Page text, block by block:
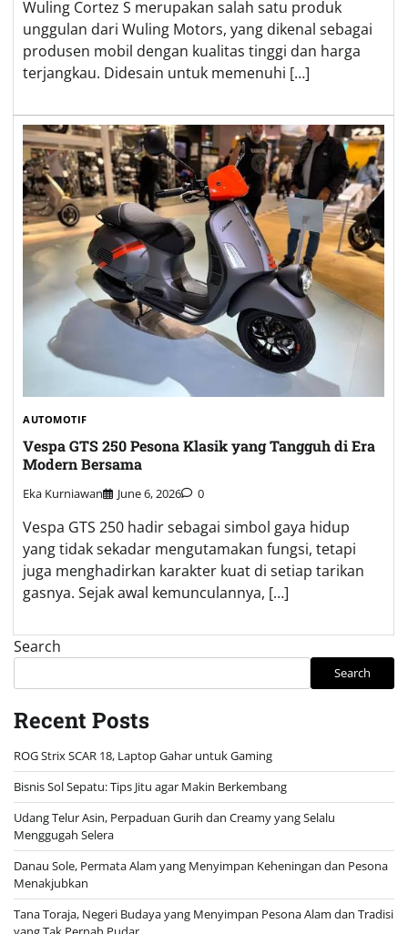
Wuling Cortez S merupakan salah satu produk
unggulan dari Wuling Motors, yang dikenal sebagai
produsen mobil dengan kualitas tinggi dan harga
terjangkau. Didesain untuk memenuhi […]
AUTOMOTIF
Vespa GTS 250 Pesona Klasik yang Tangguh di Era
Modern Bersama
Eka Kurniawan June 6, 2026 0
Vespa GTS 250 hadir sebagai simbol gaya hidup
yang tidak sekadar mengutamakan fungsi, tetapi
juga menghadirkan karakter kuat di setiap tarikan
gasnya. Sejak awal kemunculannya, […]
Search
Search
Recent Posts
ROG Strix SCAR 18, Laptop Gahar untuk Gaming
Bisnis Sol Sepatu: Tips Jitu agar Makin Berkembang
Udang Telur Asin, Perpaduan Gurih dan Creamy yang Selalu
Menggugah Selera
Danau Sole, Permata Alam yang Menyimpan Keheningan dan Pesona
Menakjubkan
Tana Toraja, Negeri Budaya yang Menyimpan Pesona Alam dan Tradisi